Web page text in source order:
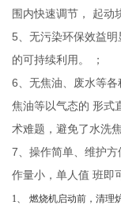
围内快速调节，
起动
5、无污染环保效益
的可持续利用。
；
6、无焦油、废水等各
焦油等以气态的 形式
术难题，避免了水洗
7、操作简单、维护
作量小，单人值 班即
1、 燃烧机启动前，清理